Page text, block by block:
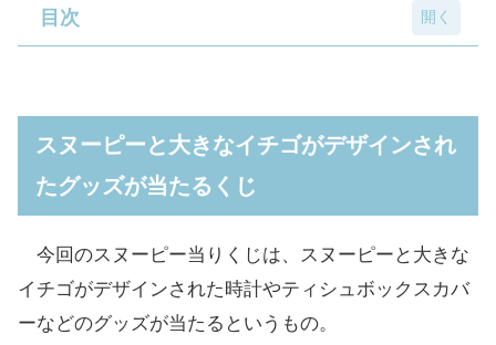
目次
グッズが当たるくじ
壁掛け時計
ティシュボックスカバー
ラストスペシャル賞は「クッション」
「ビッグクッション」が当たるエンタメチャ
スヌーピーと大きなイチゴがデザインされ
たグッズが当たるくじ
今回のスヌーピー当りくじは、スヌーピーと大きな
イチゴがデザインされた時計やティシュボックスカバ
ーなどのグッズが当たるというもの。